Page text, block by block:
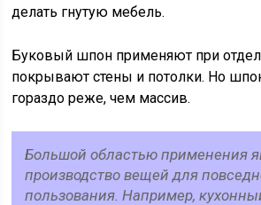
делать гнутую мебель.
Буковый шпон применяют при
покрывают стены и потолки. Но
гораздо реже, чем массив.
Большой областью применения
производство вещей для
пользования. Например,